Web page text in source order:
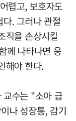
렵고, 보호자도
. 그러나 관절
직을 손상시킬
께 나타나면 응
해야 한다.
교수는 "소아 급
나 성장통, 감기